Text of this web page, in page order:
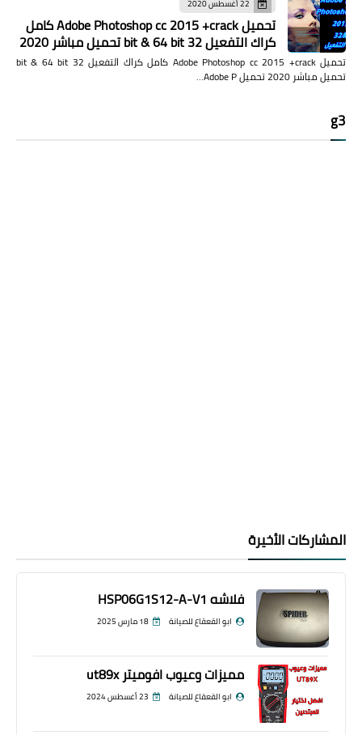
22 أغسطس 2020
تحميل Adobe Photoshop cc 2015 +crack كامل
كراك التفعيل 32 bit & 64 bit تحميل مباشر 2020
تحميل Adobe Photoshop cc 2015 +crack كامل كراك التفعيل 32 bit & 64 bit
تحميل مباشر 2020 تحميل Adobe P…
g3
المشاركات الأخيرة
فلاشه HSP06G1S12-A-V1
ابو القعقاع للصيانة 18 مارس 2025
مميزات وعيوب افوميتر ut89x
ابو القعقاع للصيانة 23 أغسطس 2024